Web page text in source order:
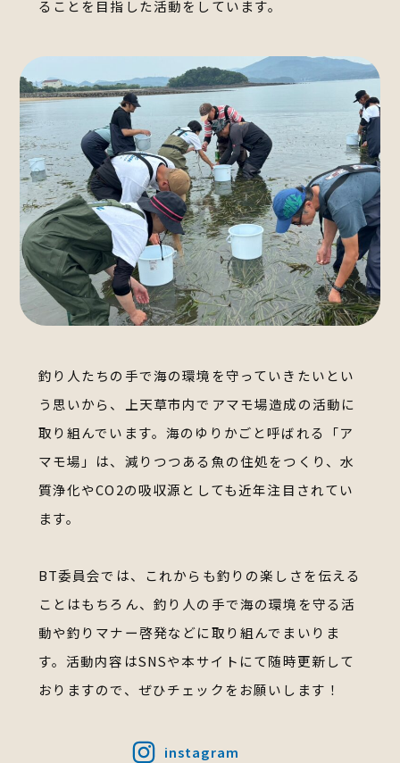
ることを目指した活動をしています。
釣り人たちの手で海の環境を守っていきたいとい
う思いから、 上天草市内でアマモ場造成の活動に
取り組んでいます。海のゆりかごと呼ばれる「ア
マモ場」は、 減りつつある魚の住処をつくり、水
質浄化やCO2の吸収源としても近年注目されてい
ます。
BT委員会では、これからも釣りの楽しさを伝える
ことはもちろん、 釣り人の手で海の環境を守る活
動や釣りマナー啓発などに取り組んでまいりま
す。 活動内容はSNSや本サイトにて随時更新して
おりますので、ぜひチェックをお願いします！
instagram